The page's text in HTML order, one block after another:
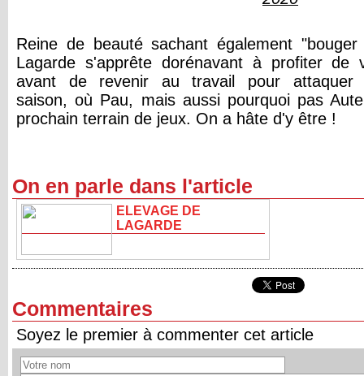
Reine de beauté sachant également
Lagarde s'apprête dorénavant à profiter de
avant de revenir au travail pour attaquer
saison, où Pau, mais aussi pourquoi pas
prochain terrain de jeux. On a hâte d'y être !
On en parle dans l'article
ELEVAGE DE
LAGARDE
Commentaires
Soyez le premier à commenter cet article